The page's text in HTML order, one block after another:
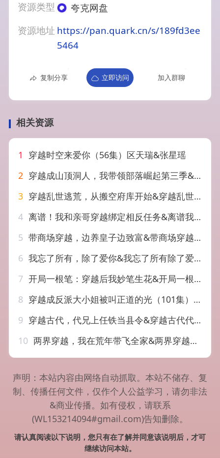
资源类型
夸克网盘
资源地址 https://pan.quark.cn/s/189fd3ee
5464
复制分享 立即访问 加入群聊
相关资源
1
穿越时空来爱你（56集）区天瑞&张星瑶
2 穿越成山顶洞人，我带领部落崛起第三季&穿越成山顶洞人我带领部落崛起第三季（36集）AI短剧
3 穿越乱世逃荒，从搬空府库开始&穿越乱世逃荒从搬空府库开始（62集）AI短剧
4 离谱！我和亲哥穿越绑定相反任务&离谱我和亲哥穿越绑定相反任务（30集）AI短剧
5 带商场穿越，边养皇子边致富&带商场穿越边养皇子边致富（60集）AI短剧
6 我忘了所有，除了爱你&我忘了所有除了爱你（47集）AI短剧
7 开局一根笔：穿越后我妙笔生花&开局一根笔穿越后我妙笔生花（98集）陆恩馨&天养
8 穿越成反派大小姐被叫正道的光（101集）AI短剧
9 穿越古代，代兄上任铁当县令&穿越古代代兄上任铁当县令（78集）AI短剧
10 两界穿越，我在荒年带飞全家&两界穿越我在荒年带飞全家（61集）AI短剧
声明：本站内容由网络自动抓取。本站不储存、复
制、传播任何文件，仅作个人公益学习，请勿非法
&商业传播。如有侵权，请联系
(WL153214094#gmail.com)告知删除。
请认真阅读以下说明，您只有在了解并同意该说明后，才可
继续访问本站。